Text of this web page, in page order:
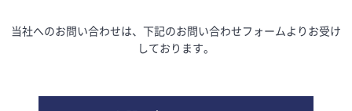
当社へのお問い合わせは、下記のお問い合わせフォームよりお受け
しております。